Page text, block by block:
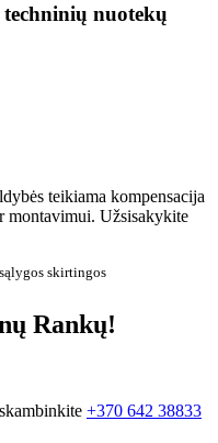
nuotekų
teikiama kompensacija
Užsisakykite
skirtingos
Rankų!
+370 642 38833